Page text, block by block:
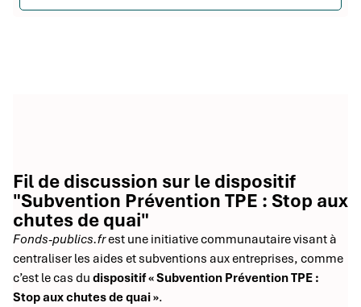
Fil de discussion sur le dispositif
"Subvention Prévention TPE : Stop aux
chutes de quai"
Fonds-publics.frest une initiative communautaire visant à
centraliser les aides et subventions aux entreprises, comme
c’est le cas du dispositif « Subvention Prévention TPE :
Stop aux chutes de quai ».